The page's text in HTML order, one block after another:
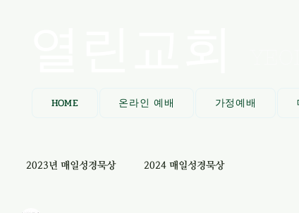
HOME 온라인 예배 가정예배
2023년 매일성경묵상 2024 매일성경묵상